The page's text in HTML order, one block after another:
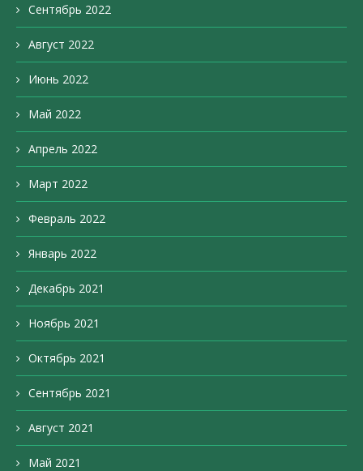
Сентябрь 2022
Август 2022
Июнь 2022
Май 2022
Апрель 2022
Март 2022
Февраль 2022
Январь 2022
Декабрь 2021
Ноябрь 2021
Октябрь 2021
Сентябрь 2021
Август 2021
Май 2021